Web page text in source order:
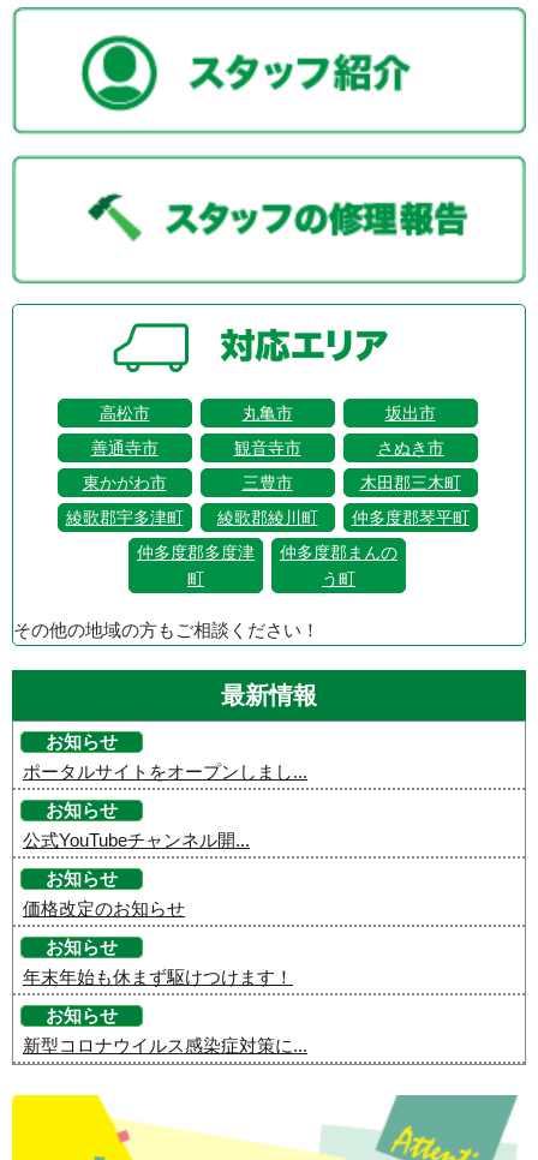
高松市 丸亀市
坂出市
善通寺市
観音寺市
さぬき市
東かがわ市
三豊市
木田郡三木町
綾歌郡宇多津町
綾歌郡綾川町
仲多度郡琴平町
仲多度郡多度津
町
仲多度郡まんの
う町
その他の地域の方もご相談ください！
最新情報
お知らせ
ポータルサイトをオープンしまし...
お知らせ
公式YouTubeチャンネル開...
お知らせ
価格改定のお知らせ
お知らせ
年末年始も休まず駆けつけます！
お知らせ
新型コロナウイルス感染症対策に...